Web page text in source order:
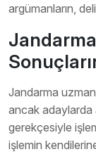
argümanların,
Jandarma
ancak adaylarda
gerekçesiyle
işlemin